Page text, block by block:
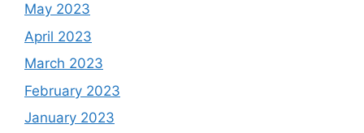
May 2023
April 2023
March 2023
February 2023
January 2023